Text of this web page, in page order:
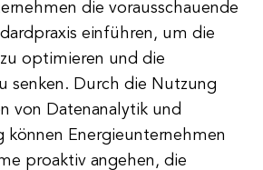
die vorausschauende
einführen, um die
optimieren und die
senken. Durch die Nutzung
von Datenanalytik und
können Energieunternehmen
proaktiv angehen, die